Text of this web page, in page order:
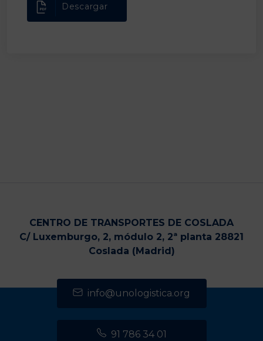
Descargar
CENTRO DE TRANSPORTES DE COSLADA
C/ Luxemburgo, 2, módulo 2, 2ª planta 28821
Coslada (Madrid)
info@unologistica.org
91 786 34 01